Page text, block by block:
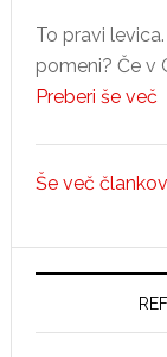
To pravi
pomeni? Če v
Preberi še več
Še več člankov